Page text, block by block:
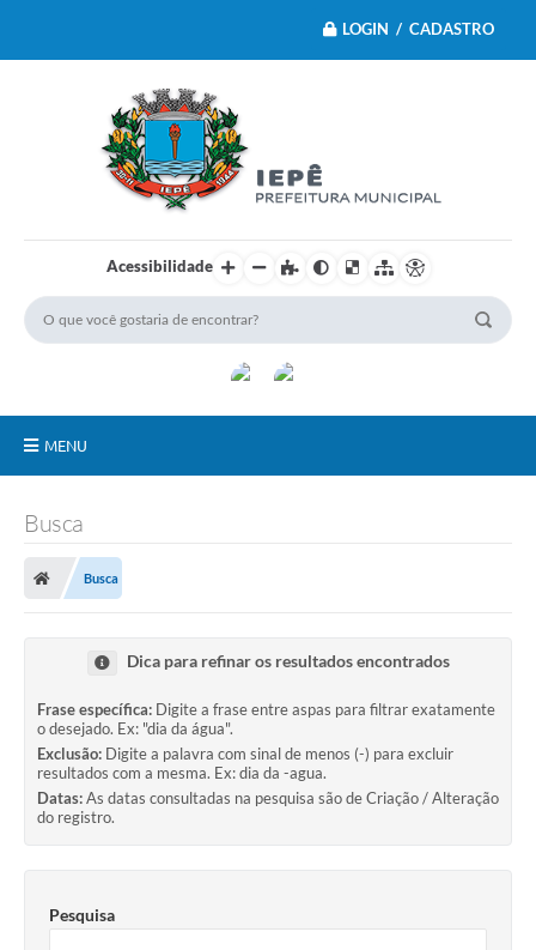
LOGIN / CADASTRO
Acessibilidade
MENU
Editais
Serviços Públicos
Contato
Questionário de Mapeamento Cultural
Coleta virtual: Planejamento de 2027
Arquivos para Download
Fundo Social de Solidariedade de Iepê
Busca
Busca
Dica para refinar os resultados encontrados
Frase específica: Digite a frase entre aspas para filtrar exatamente
o desejado. Ex: "dia da água".
Exclusão: Digite a palavra com sinal de menos (-) para excluir
resultados com a mesma. Ex: dia da -agua.
Datas:As datas consultadas na pesquisa são de Criação / Alteração
do registro.
Pesquisa